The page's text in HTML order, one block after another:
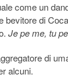
come un
bevitore di
Je pe me, tu
di
alcuni.